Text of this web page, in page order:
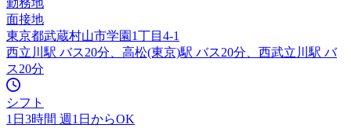
面接地
東京都武蔵村山市学園1丁目4-1
西立川駅 バス20分、高松(東京)駅 バス20分、西武立川駅 バ
ス20分
シフト
1日3時間 週1日からOK